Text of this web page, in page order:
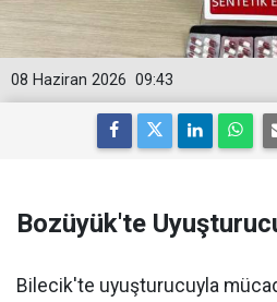
09:43
08 Haziran 2026
Bozüyük'te
Bilecik'te uyuşturucuyla